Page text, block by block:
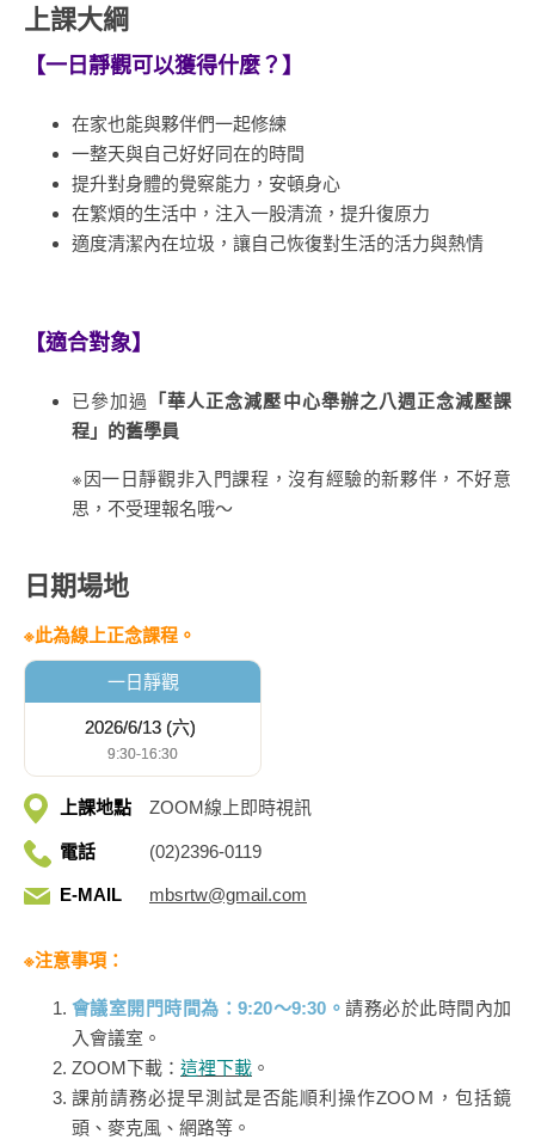
上課大綱
【一日靜觀可以獲得什麼？】
在家也能與夥伴們一起修練
一整天與自己好好同在的時間
提升對身體的覺察能力，安頓身心
在繁煩的生活中，注入一股清流，提升復原力
適度清潔內在垃圾，讓自己恢復對生活的活力與熱情
【適合對象】
已參加過
「華人正念減壓中心舉辦之八週正念減壓課
程」的舊學員
※因一日靜觀非入門課程，沒有經驗的新夥伴，不好意
思，不受理報名哦～
日期場地
※此為線上正念課程。
一日靜觀
2026/6/13 (六)
9:30-16:30
上課地點 ZOOM線上即時視訊
電話 (02)2396-0119
E-MAIL mbsrtw@gmail.com
※注意事項：
會議室開門時間為：9:20～9:30。請務必於此時間內加
入會議室。
ZOOM下載： 這裡下載 。
課前請務必提早測試是否能順利操作ZOOＭ，包括鏡
頭、麥克風、網路等。